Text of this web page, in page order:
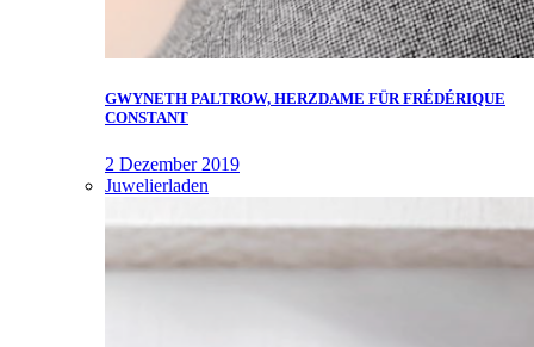
GWYNETH PALTROW, HERZDAME FÜR FRÉDÉRIQUE
CONSTANT
2 Dezember 2019
Juwelierladen